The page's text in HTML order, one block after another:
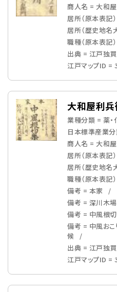
商人名 = 大和
居所（原本表記
居所（歴史地名
職種（原本表記
出典 = 江戸独
江戸マップID =
大和屋利兵
業種分類 = 薬・
日本標準産業
商人名 = 大和
居所（原本表記
居所（歴史地名
職種（原本表記
備考 = 本家
備考 = 深川木
備考 = 中風根
備考 = 中風お
候
出典 = 江戸独
江戸マップID =